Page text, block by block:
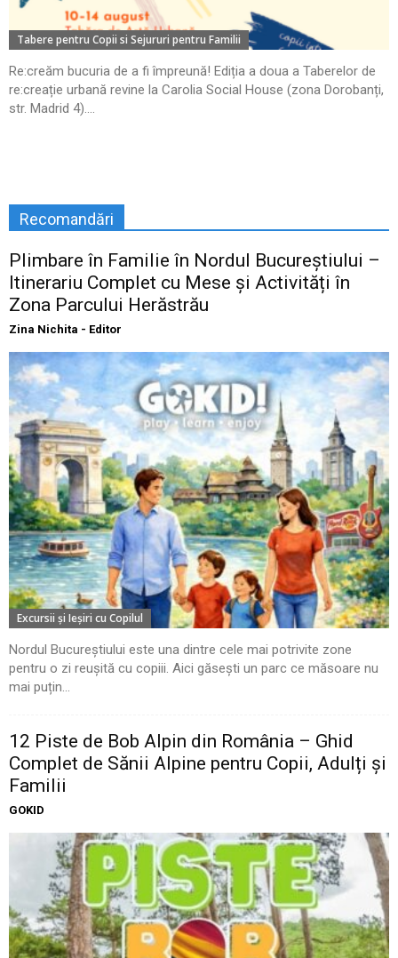
Tabere pentru Copii si Sejururi pentru Familii
Re:creăm bucuria de a fi împreună! Ediția a doua a Taberelor de
re:creație urbană revine la Carolia Social House (zona Dorobanți,
str. Madrid 4)....
Recomandări
Plimbare în Familie în Nordul Bucureștiului –
Itinerariu Complet cu Mese și Activități în
Zona Parcului Herăstrău
Zina Nichita - Editor
Excursii şi Ieşiri cu Copilul
Nordul Bucureștiului este una dintre cele mai potrivite zone
pentru o zi reușită cu copiii. Aici găsești un parc ce măsoare nu
mai puțin...
12 Piste de Bob Alpin din România – Ghid
Complet de Sănii Alpine pentru Copii, Adulți și
Familii
GOKID